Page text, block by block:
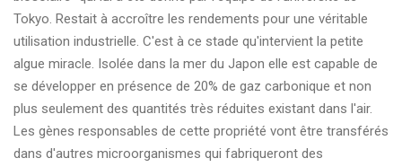
Tokyo. Restait à accroître les rendements pour une véritable
utilisation industrielle. C'est à ce stade qu'intervient la petite
algue miracle. Isolée dans la mer du Japon elle est capable de
se développer en présence de 20% de gaz carbonique et non
plus seulement des quantités très réduites existant dans l'air.
Les gènes responsables de cette propriété vont être transférés
dans d'autres microorganismes qui fabriqueront des